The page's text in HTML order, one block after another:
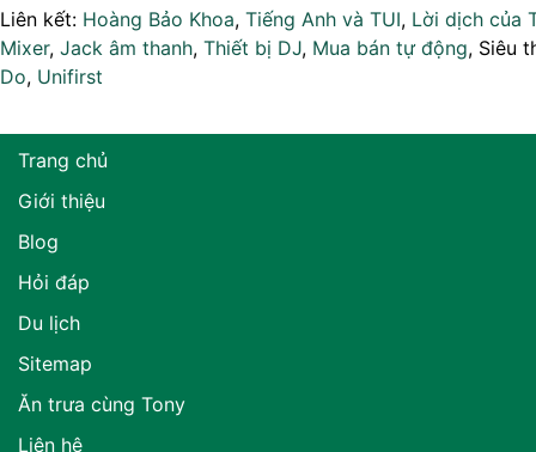
Liên kết: Hoàng Bảo Khoa, Tiếng Anh và TUI, Lời dịch của
Mixer, Jack âm thanh, Thiết bị DJ, Mua bán tự động, Siêu
Do, Unifirst
Trang chủ
Giới thiệu
Blog
Hỏi đáp
Du lịch
Sitemap
Ăn trưa cùng Tony
Liên hệ